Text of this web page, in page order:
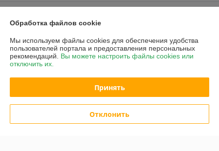
Полная версия сайта
Сайт создан на платформе Deal.by
Обработка файлов cookie
Мы используем файлы cookies для обеспечения удобства
пользователей портала и предоставления персональных
рекомендаций. Вы можете настроить файлы cookies или
отключить их.
Принять
Отклонить